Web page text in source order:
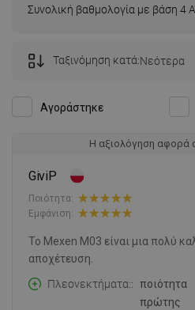
Συνολική βαθμολογία με βάση 4
Αγοράστηκε
Ταξινόμηση κατά:Νεότερα
Η αξιολόγηση αφορά
GiviP
Ποιότητα:
Εμφάνιση:
Το Mexen M03 είναι μια πολύ
αποχέτευση.
Πλεονεκτήματα:
ποιότητα
πρώτης